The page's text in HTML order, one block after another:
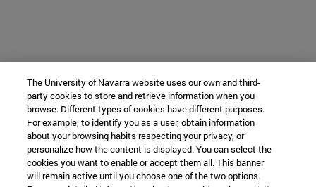
The University of Navarra website uses our own and third-
party cookies to store and retrieve information when you
browse. Different types of cookies have different purposes.
For example, to identify you as a user, obtain information
about your browsing habits respecting your privacy, or
personalize how the content is displayed. You can select the
cookies you want to enable or accept them all. This banner
will remain active until you choose one of the two options.